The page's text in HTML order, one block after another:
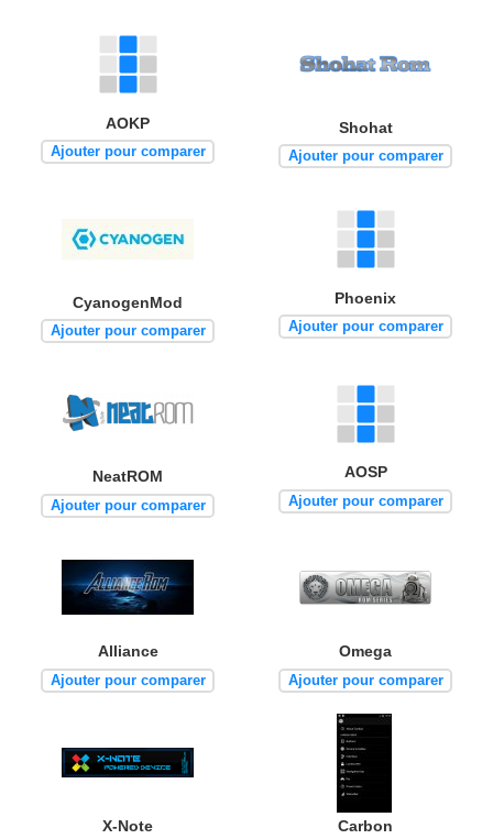
AOKP
Ajouter pour comparer
Shohat
Ajouter pour comparer
CyanogenMod
Ajouter pour comparer
Phoenix
Ajouter pour comparer
NeatROM
Ajouter pour comparer
AOSP
Ajouter pour comparer
Alliance
Ajouter pour comparer
Omega
Ajouter pour comparer
X-Note Carbon